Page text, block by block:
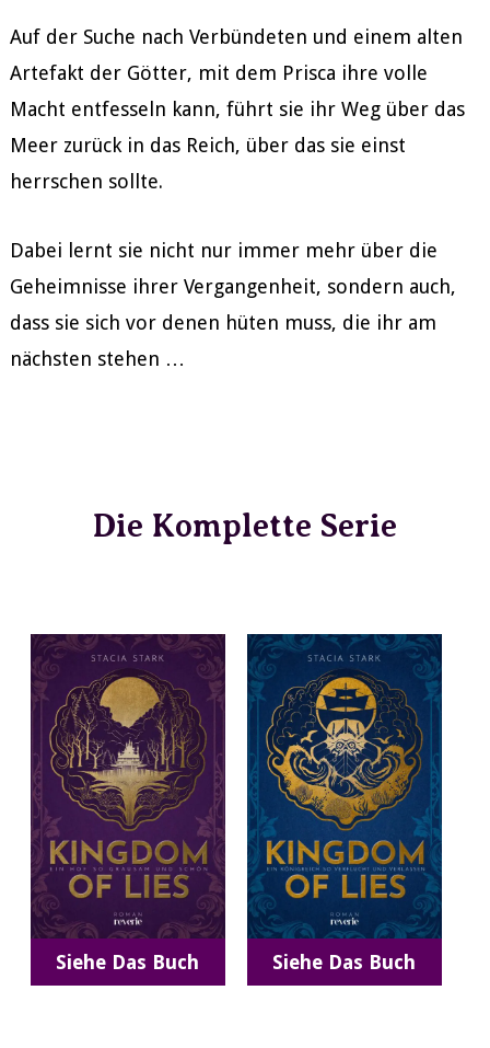
Auf der Suche nach Verbündeten und einem alten
Artefakt der Götter, mit dem Prisca ihre volle
Macht entfesseln kann, führt sie ihr Weg über das
Meer zurück in das Reich, über das sie einst
herrschen sollte.
Dabei lernt sie nicht nur immer mehr über die
Geheimnisse ihrer Vergangenheit, sondern auch,
dass sie sich vor denen hüten muss, die ihr am
nächsten stehen …
Die Komplette Serie
Siehe Das Buch Siehe Das Buch